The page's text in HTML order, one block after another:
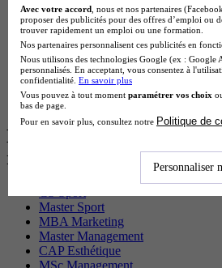
BTS Gpn en alternance
BTS Domotique en alternance
BAC Pro Agora en alternance
BTS Sta en alternance
BTS Iris en alternance
BTS Tpl en alternance
BTS Ati en alternance
Les diplômes par filière
recherchés
Master Sport
MBA Marketing
Master Management
CAP Esthétique
Avec votre accord , nous et nos partenaires
proposer des publicités pour des offres d’emploi ou
trouver rapidement un emploi ou une formation.
Nos partenaires personnalisent ces publicités en
Nous utilisons des technologies Google (ex : Google
personnalisés. En acceptant, vous consentez à
confidentialité. En savoir plus
Vous pouvez à tout moment paramétrer vos choix
bas de page.
Pour en savoir plus, consultez notre Politique de
Personnaliser